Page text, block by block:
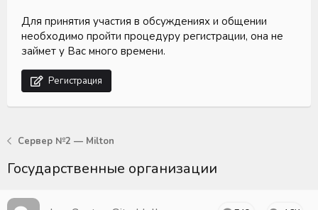
Для принятия участия в обсуждениях и общении
необходимо пройти процедуру регистрации, она не
займет у Вас много времени.
Регистрация
Сервер №2 — Milton
Государственные организации